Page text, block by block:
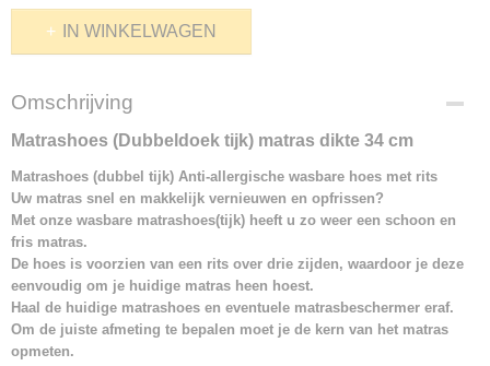
IN WINKELWAGEN
Omschrijving
Matrashoes (Dubbeldoek tijk) matras dikte 34 cm
Matrashoes (dubbel tijk) Anti-allergische wasbare hoes met rits
Uw matras snel en makkelijk vernieuwen en opfrissen?
Met onze wasbare matrashoes(tijk) heeft u zo weer een schoon en
fris matras.
De hoes is voorzien van een rits over drie zijden, waardoor je deze
eenvoudig om je huidige matras heen hoest.
Haal de huidige matrashoes en eventuele matrasbeschermer eraf.
Om de juiste afmeting te bepalen moet je de kern van het matras
opmeten.